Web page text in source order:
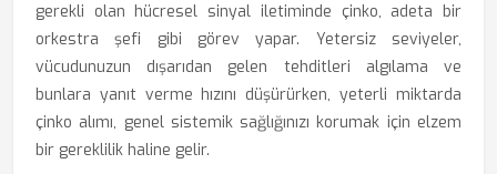
gerekli olan hücresel sinyal iletiminde çinko, adeta bir
orkestra şefi gibi görev yapar. Yetersiz seviyeler,
vücudunuzun dışarıdan gelen tehditleri algılama ve
bunlara yanıt verme hızını düşürürken, yeterli miktarda
çinko alımı, genel sistemik sağlığınızı korumak için elzem
bir gereklilik haline gelir.